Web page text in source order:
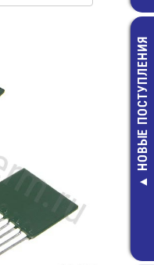
PBS11B
круглая
фикс.НР,
НОВЫЕ ПОСТУПЛЕНИЯ